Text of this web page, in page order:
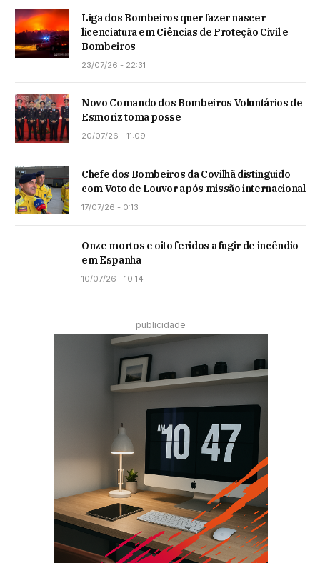
Liga dos Bombeiros quer fazer nascer
licenciatura em Ciências de Proteção Civil e
Bombeiros
23/07/26 - 22:31
Novo Comando dos Bombeiros Voluntários de
Esmoriz toma posse
20/07/26 - 11:09
Chefe dos Bombeiros da Covilhã distinguido
com Voto de Louvor após missão internacional
17/07/26 - 0:13
Onze mortos e oito feridos a fugir de incêndio
em Espanha
10/07/26 - 10:14
publicidade